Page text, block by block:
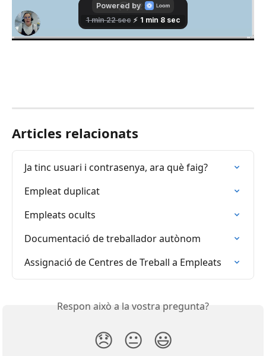
Articles relacionats
Ja tinc usuari i contrasenya, ara què faig?
Empleat duplicat
Empleats ocults
Documentació de treballador autònom
Assignació de Centres de Treball a Empleats
Respon això a la vostra pregunta?
😞 😐 😃